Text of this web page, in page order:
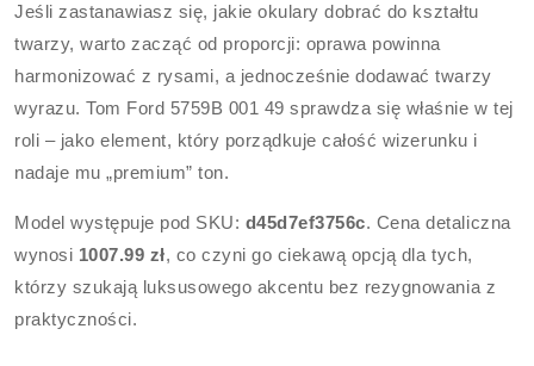
Jeśli zastanawiasz się, jakie okulary dobrać do kształtu
twarzy, warto zacząć od proporcji: oprawa powinna
harmonizować z rysami, a jednocześnie dodawać twarzy
wyrazu. Tom Ford 5759B 001 49 sprawdza się właśnie w tej
roli – jako element, który porządkuje całość wizerunku i
nadaje mu „premium” ton.
Model występuje pod SKU: d45d7ef3756c. Cena detaliczna
wynosi 1007.99 zł, co czyni go ciekawą opcją dla tych,
którzy szukają luksusowego akcentu bez rezygnowania z
praktyczności.